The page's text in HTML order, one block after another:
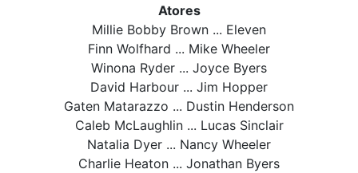
Atores
Millie Bobby Brown ... Eleven
Finn Wolfhard ... Mike Wheeler
Winona Ryder ... Joyce Byers
David Harbour ... Jim Hopper
Gaten Matarazzo ... Dustin Henderson
Caleb McLaughlin ... Lucas Sinclair
Natalia Dyer ... Nancy Wheeler
Charlie Heaton ... Jonathan Byers